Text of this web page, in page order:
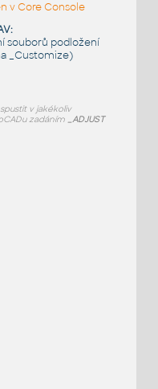
v Core Console
souborů podložení
_Customize)
v jakékoliv
zadáním _ADJUST